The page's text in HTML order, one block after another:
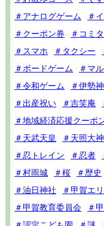
＃アナログゲーム
＃
＃クーポン券
＃コミ
＃スマホ
＃タクシー
＃ボードゲーム
＃マ
＃令和ゲーム
＃伊勢
＃出産祝い
＃吉笑庵
＃地域経済応援クーポ
＃天武天皇
＃天照大神
＃忍トレイン
＃忍者
＃村雨城
＃桜 ＃歴史
＃油日神社
＃甲賀エ
＃甲賀教育委員会
＃